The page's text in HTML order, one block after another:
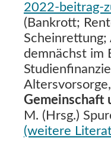
2022-beitrag-
(Bankrott;
demnächst im
Gemeinschaft
M. (Hrsg.)
(weitere